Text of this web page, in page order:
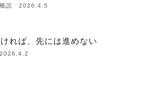
概説 2026.4.5
れば、先には進めない